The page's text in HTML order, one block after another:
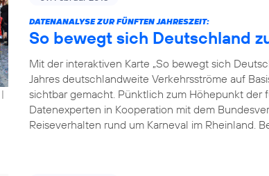
|
DATENANALYSE ZUR FÜNFTEN JAHRESZEIT:
So bewegt sich Deutschland
Mit der interaktiven Karte „So bewegt sich
Jahres deutschlandweite Verkehrsströme auf
sichtbar gemacht. Pünktlich zum Höhepunkt der
Datenexperten in Kooperation mit dem
Reiseverhalten rund um Karneval im Rheinland.